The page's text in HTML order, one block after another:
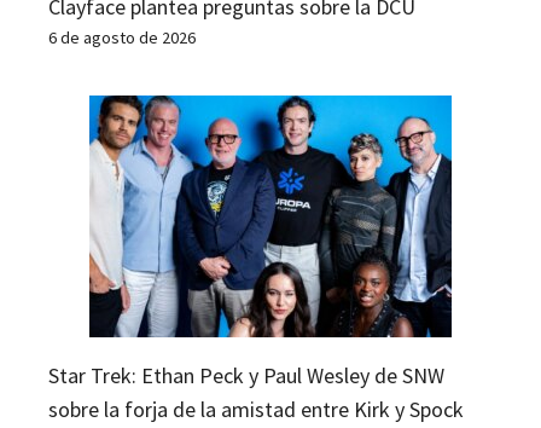
Clayface plantea preguntas sobre la DCU
6 de agosto de 2026
Star Trek: Ethan Peck y Paul Wesley de SNW
sobre la forja de la amistad entre Kirk y Spock